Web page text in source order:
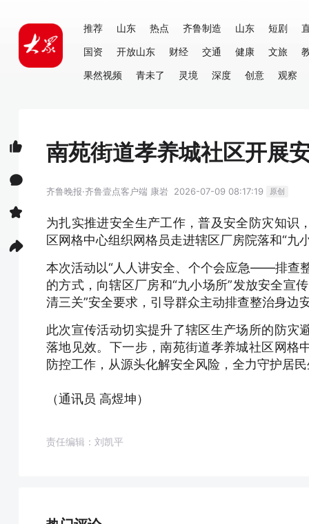
推荐 山东 热点 齐鲁制造 山东 短剧
国资
开放山东 财经 交通 健康 文旅
果然视频
青未了 灵境 深度 创意 观察
南苑街道孝养城社区开展
齐鲁晚报·齐鲁壹点客户端 康岩 2026-07-09 08:17:19 原创
为扎实推进安全生产工作，普及安全防灾知识
区网格中心组织网格员走进辖区厂房院落和“九
本次活动以“人人讲安全、个个会应急——排查
的方式，向辖区厂房和“九小场所”发放安全宣
清三关”安全要求，引导群众主动排查整治身边
此次宣传活动切实提升了辖区生产场所的防灾
落地见效。下一步，南苑街道孝养城社区网格
防控工作，从源头化解安全风险，全力守护居
（通讯员 高煜坤）
责任编辑：刘凯平